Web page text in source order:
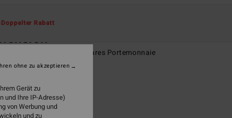
Doppelter Rabatt
Schwarz Zweifach faltbares Portemonnaie
(2 Bewertungen)
Gerät zu
und Ihre IP-Adresse)
von Werbung und
und zu
ohne zu akzeptieren